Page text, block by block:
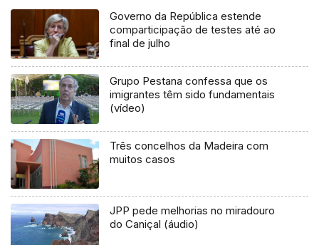
Governo da República estende
comparticipação de testes até ao
final de julho
Grupo Pestana confessa que os
imigrantes têm sido fundamentais
(vídeo)
Três concelhos da Madeira com
muitos casos
JPP pede melhorias no miradouro
do Caniçal (áudio)